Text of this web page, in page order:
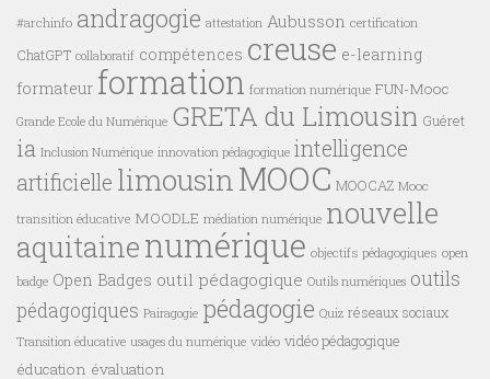
#archinfo andragogie attestation Aubusson certification
ChatGPT collaboratif compétences creuse e-learning
formateur formation formation numérique FUN-Mooc
Grande Ecole du Numérique GRETA du Limousin Guéret
ia Inclusion Numérique innovation pédagogique intelligence
artificielle limousinMOOC MOOCAZ Mooc
transition éducative MOODLE médiation numérique nouvelle
aquitainenumérique objectifs pédagogiques open
badge Open Badges outil pédagogique Outils numériques outils
pédagogiques Pairagogie pédagogie Quiz réseaux sociaux
Transition éducative usages du numérique vidéo vidéo pédagogique
éducation évaluation